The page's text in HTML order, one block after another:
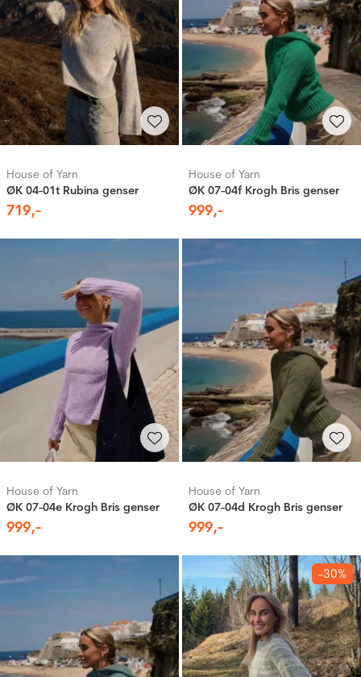
House of Yarn
ØK 04-01t Rubina genser
719,-
House of Yarn
ØK 07-04f Krogh Bris genser
999,-
House of Yarn
ØK 07-04e Krogh Bris genser
999,-
House of Yarn
ØK 07-04d Krogh Bris genser
999,-
-30%